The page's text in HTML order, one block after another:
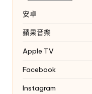
安卓
蘋果音樂
Apple TV
Facebook
Instagram